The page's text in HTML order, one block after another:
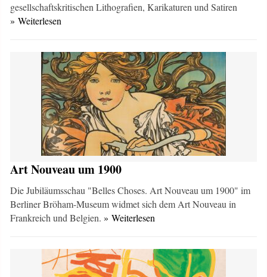
gesellschaftskritischen Lithografien, Karikaturen und Satiren
» Weiterlesen
Art Nouveau um 1900
Die Jubiläumsschau "Belles Choses. Art Nouveau um 1900" im
Berliner Bröham-Museum widmet sich dem Art Nouveau in
Frankreich und Belgien.» Weiterlesen